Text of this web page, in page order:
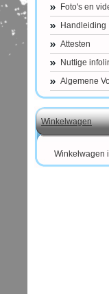
Foto's en
Handleiding
Attesten
Nuttige
Algemene
Winkelwagen
Winkelwagen